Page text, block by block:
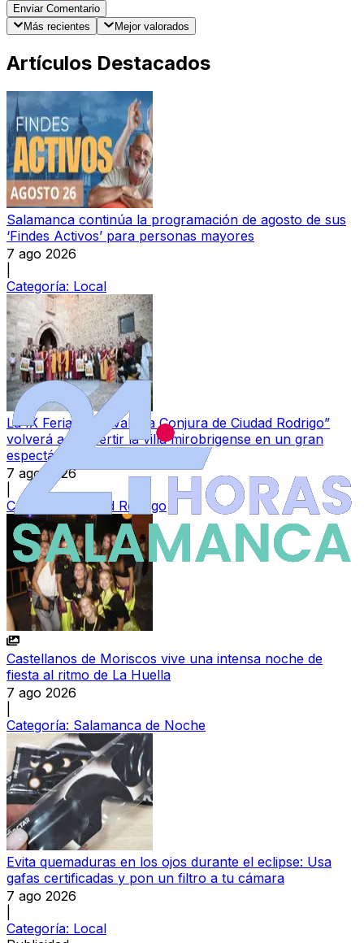
Enviar Comentario
Más recientes
Mejor valorados
Artículos Destacados
Salamanca continúa la programación de agosto de sus
‘Findes Activos’ para personas mayores
7 ago 2026
Categoría: Local
La IX Feria Medieval “La Conjura de Ciudad Rodrigo”
volverá a convertir la villa mirobrigense en un gran
espectáculo cultural
7 ago 2026
Categoría:
Ciudad Rodrigo
Castellanos de Moriscos vive una intensa noche de
fiesta al ritmo de La Huella
7 ago 2026
Categoría: Salamanca de Noche
Evita quemaduras en los ojos durante el eclipse: Usa
gafas certificadas y pon un filtro a tu cámara
7 ago 2026
Categoría: Local